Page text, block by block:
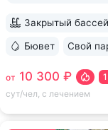
от 10 300 ₽
сут/чел, с лечением
Закрытый
Бювет Свой
ещё 6